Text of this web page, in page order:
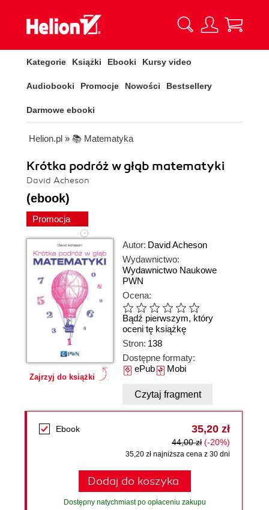
Kategorie Książki Ebooki Kursy video
Audiobooki Promocje Nowości Bestsellery
Darmowe ebooki
Helion.pl » 📚 Matematyka
Krótka podróż w głąb matematyki
David Acheson
(ebook)
Promocja
Zajrzyj do książki
Autor: David Acheson
Wydawnictwo:
Wydawnictwo Naukowe
PWN
Ocena:
Bądź pierwszym, który
oceni tę książkę
Stron: 138
Dostępne formaty:
ePubMobi
Czytaj fragment
Ebook 35,20 zł
44,00 zł (-20%)
35,20 zł najniższa cena z 30 dni
Dodaj do koszyka
Dostępny natychmiast po opłaceniu zakupu